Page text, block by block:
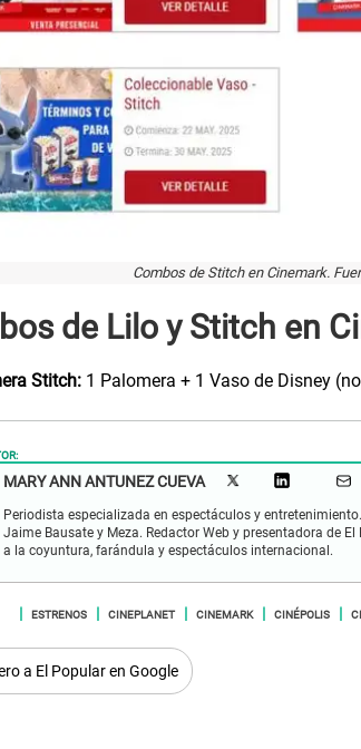
Combos de Stitch en Cinemark.
de Lilo y Stitch en
Stitch: 1 Palomera + 1 Vaso de Disney
MARY ANN ANTUNEZ CUEVA
Periodista especializada en espectáculos y
Jaime Bausate y Meza. Redactor Web y presentadora de
a la coyuntura, farándula y espectáculos internacional.
ESTRENOS CINEPLANET CINEMARK CINÉPOLIS
a El Popular en Google